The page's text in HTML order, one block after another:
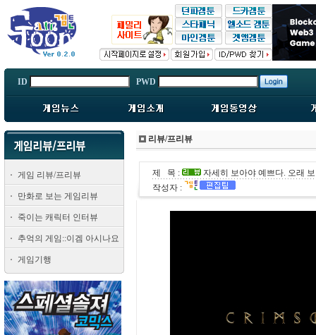
ID PWD
게임 리뷰/프리뷰
만화로 보는 게임리뷰
죽이는 캐릭터 인터뷰
추억의 게임::이겜 아시나요
게임기행
리뷰/프리뷰
제 목 :
자세히 보아야 예쁘다. 오래
작성자 :